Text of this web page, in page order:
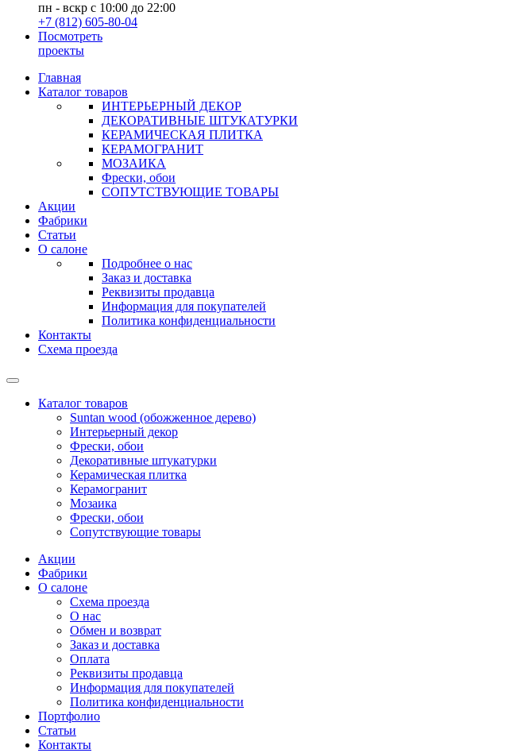
пн - вскр с 10:00 до 22:00
+7 (812) 605-80-04
Посмотреть
проекты
Главная
Каталог товаров
ИНТЕРЬЕРНЫЙ ДЕКОР
ДЕКОРАТИВНЫЕ ШТУКАТУРКИ
КЕРАМИЧЕСКАЯ ПЛИТКА
КЕРАМОГРАНИТ
МОЗАИКА
Фрески, обои
СОПУТСТВУЮЩИЕ ТОВАРЫ
Акции
Фабрики
Статьи
О салоне
Подробнее о нас
Заказ и доставка
Реквизиты продавца
Информация для покупателей
Политика конфиденциальности
Контакты
Схема проезда
Каталог товаров
Suntan wood (обожженное дерево)
Интерьерный декор
Фрески, обои
Декоративные штукатурки
Керамическая плитка
Керамогранит
Мозаика
Фрески, обои
Сопутствующие товары
Акции
Фабрики
О салоне
Схема проезда
О нас
Обмен и возврат
Заказ и доставка
Оплата
Реквизиты продавца
Информация для покупателей
Политика конфиденциальности
Портфолио
Статьи
Контакты